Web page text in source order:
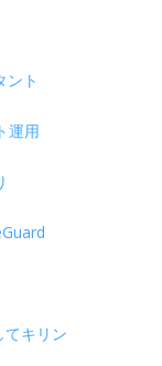
ント
運用
てキリン